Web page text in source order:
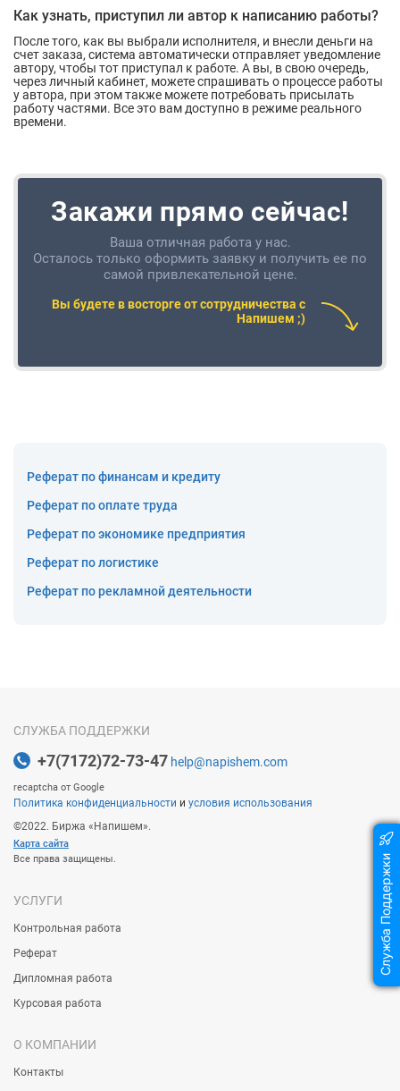
Как узнать, приступил ли автор к написанию работы?
После того, как вы выбрали исполнителя, и внесли деньги на
счет заказа, система автоматически отправляет уведомление
автору, чтобы тот приступал к работе. А вы, в свою очередь,
через личный кабинет, можете спрашивать о процессе работы
у автора, при этом также можете потребовать присылать
работу частями. Все это вам доступно в режиме реального
времени.
Закажи прямо сейчас!
Ваша отличная работа у нас.
Осталось только оформить заявку и получить ее по
самой привлекательной цене.
Вы будете в восторге от сотрудничества с
Напишем ;)
Реферат по финансам и кредиту
Реферат по оплате труда
Реферат по экономике предприятия
Реферат по логистике
Реферат по рекламной деятельности
CЛУЖБА ПОДДЕРЖКИ
+7(7172)72-73-47 help@napishem.com
recaptcha от Google
Политика конфиденциальности и условия использования
©2022. Биржа «Напишем».
Карта сайта
Все права защищены.
УСЛУГИ
Контрольная работа
Реферат
Дипломная работа
Курсовая работа
О КОМПАНИИ
Контакты
Служба Поддержки